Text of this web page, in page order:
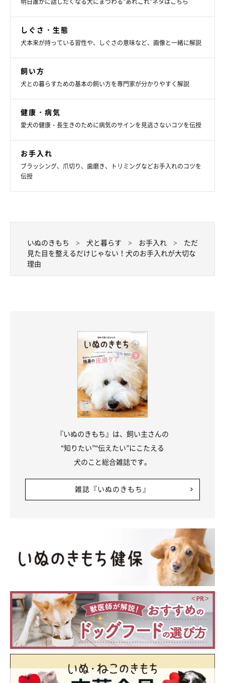
しぐさ・生態
犬本来が持っている習性や、しぐさの意味など、画像と一緒に解説
飼い方
犬との暮らすための基本の飼い方を専門家が分かりやすく解説
健康・病気
愛犬の健康・長生きのために病気のサインを見逃さないコツを伝授
お手入れ
ブラッシング、爪切り、歯磨き、トリミングなどお手入れのコツを
伝授
いぬのきもち 犬と暮らす お手入れ
ただ
見た目を整えるだけじゃない！犬のお手入れが大切な
理由
『いぬのきもち』は、飼い主さんの
“知りたい”“伝えたい”にこたえる
犬のこと総合雑誌です。
雑誌『いぬのきもち』